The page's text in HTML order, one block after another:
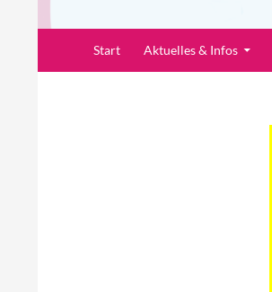
Pfarrei Heiliger Martin
Start Aktuelles & Infos